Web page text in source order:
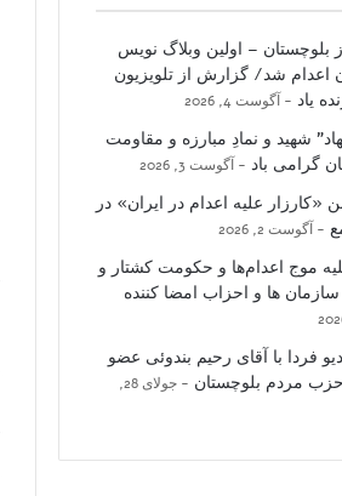
بلوچستان – اولین وبلاگ نویس
اعدام شد/ گزارش از تلویزیون
یاد
آگوست 4, 2026
شهید و نمادِ مبارزه و مقاومت
گرامی باد
آگوست 3, 2026
«کارزار علیه اعدام در ایران» در
آگوست 2, 2026
موج اعدام‌ها و حکومت کشتار و
ها و احزاب امضا کننده
فردا با آقای رحیم بندوئی عضو
مردم بلوچستان
جولای 28,